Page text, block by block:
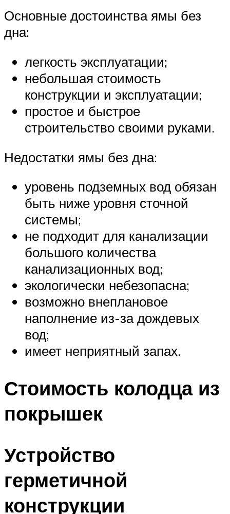
Основные достоинства ямы без
дна:
легкость эксплуатации;
небольшая стоимость
конструкции и эксплуатации;
простое и быстрое
строительство своими руками.
Недостатки ямы без дна:
уровень подземных вод обязан
быть ниже уровня сточной
системы;
не подходит для канализации
большого количества
канализационных вод;
экологически небезопасна;
возможно внеплановое
наполнение из-за дождевых
вод;
имеет неприятный запах.
Стоимость колодца из
покрышек
Устройство
герметичной
конструкции